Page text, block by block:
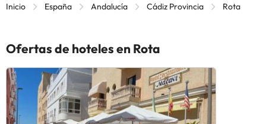
Inicio España Andalucía Cádiz Provincia Rota
Ofertas de hoteles en Rota